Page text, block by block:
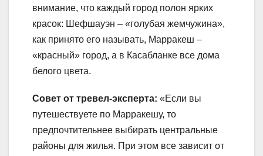
внимание, что каждый город полон ярких
красок: Шефшауэн – «голубая жемчужина»,
как принято его называть, Марракеш –
«красный» город, а в Касабланке все дома
белого цвета.
Совет от тревел-эксперта: «Если вы
путешествуете по Марракешу, то
предпочтительнее выбирать центральные
районы для жилья. При этом все зависит от